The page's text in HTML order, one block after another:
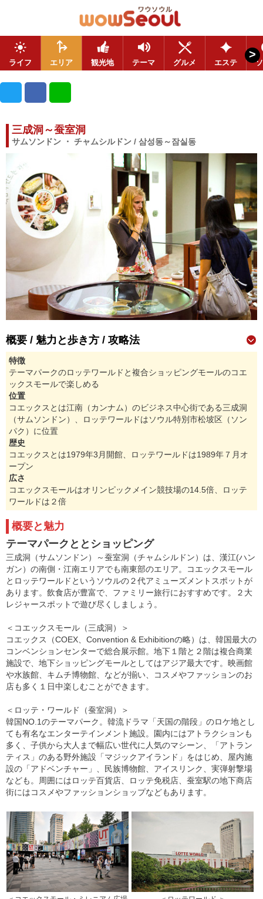
ライフ エリア 観光地 テーマ グルメ エステ
>
三成洞～蚕室洞
サムソンドン ・ チャムシルドン / 삼성동～잠실동
概要 / 魅力と歩き方 / 攻略法
特徴
テーマパークのロッテワールドと複合ショッピングモールのコエ
ックスモールで楽しめる
位置
コエックスとは江南（カンナム）のビジネス中心街である三成洞
（サムソンドン）、ロッテワールドはソウル特別市松坡区（ソン
パク）に位置
歴史
コエックスとは1979年3月開館、ロッテワールドは1989年７月オ
ープン
広さ
コエックスモールはオリンピックメイン競技場の14.5倍、ロッテ
ワールドは２倍
概要と魅力
テーマパークととショッピング
三成洞（サムソンドン）～蚕室洞（チャムシルドン）は、漢江(ハン
ガン）の南側・江南エリアでも南東部のエリア。コエックスモール
とロッテワールドというソウルの２代アミューズメントスポットが
あります。飲食店が豊富で、ファミリー旅行におすすめです。２大
レジャースポットで遊び尽くしましょう。
＜コエックスモール（三成洞）＞
コエックス（COEX、Convention & Exhibitionの略）は、韓国最大の
コンベンションセンターで総合展示館。地下１階と２階は複合商業
施設で、地下ショッピングモールとしてはアジア最大です。映画館
や水族館、キムチ博物館、などが揃い、コスメやファッションのお
店も多く１日中楽しむことができます。
＜ロッテ・ワールド（蚕室洞）＞
韓国NO.1のテーマパーク。韓流ドラマ「天国の階段」のロケ地とし
ても有名なエンターテインメント施設。園内にはアトラクションも
多く、子供から大人まで幅広い世代に人気のマシーン、「アトラン
ティス」のある野外施設「マジックアイランド」をはじめ、屋内施
設の「アドベンチャー」、民族博物館、アイスリンク、実弾射撃場
なども。周囲にはロッテ百貨店、ロッテ免税店、蚕室駅の地下商店
街にはコスメやファッションショップなどもあります。